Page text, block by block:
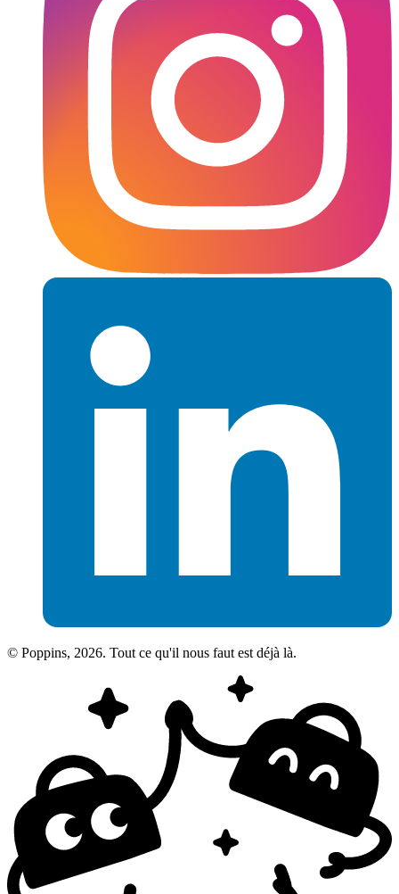
© Poppins, 2026. Tout ce qu'il nous faut est déjà là.